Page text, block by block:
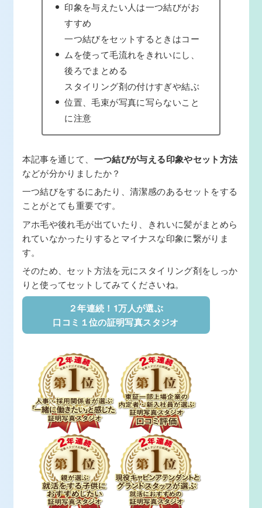
印象を与えたい人は一つ結びがお
すすめ
一つ結びをセットするときはコー
ムを使って毛流れをきれいにし、
後ろでまとめる
スタイリング剤の付けすぎや結ぶ
位置、毛束が写真に写らないこと
に注意
本記事を通じて、 一つ結びが与える印象やセット方法
などが分かりましたか？
一つ結びをするにあたり、清潔感のあるセットをする
ことがとても重要です。
アホ毛や後れ毛が出ていたり、きれいに髪がまとめら
れていなかったりするとマイナスな印象に繋がりま
す。
そのため、セット方法を元にスタイリング剤をしっか
りと使ってセットしてみてくださいね。
２年連続！1万人が選ぶ
口コミ１位の証明写真スタジオ